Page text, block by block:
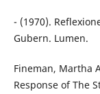
- (1970).
Gubern. Lumen.
Fineman, Martha
Response of The